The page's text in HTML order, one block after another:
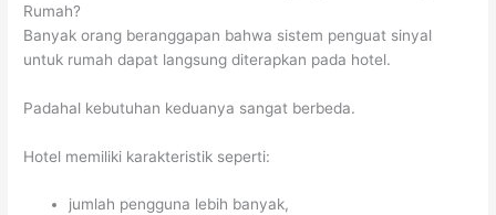
Rumah?
Banyak orang beranggapan bahwa sistem penguat sinyal
untuk rumah dapat langsung diterapkan pada hotel.
Padahal kebutuhan keduanya sangat berbeda.
Hotel memiliki karakteristik seperti:
jumlah pengguna lebih banyak,